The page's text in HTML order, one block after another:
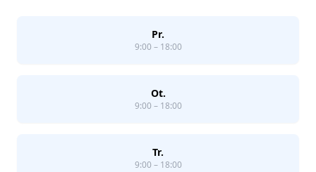
Pr.
9:00 – 18:00
Ot.
9:00 – 18:00
Tr.
9:00 – 18:00